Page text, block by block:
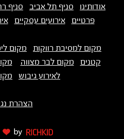
אודותינו סניף תל אביב סניף
פרטיים
אירועים עסקיים
מקום למסיבת רווקות מקום
קטנים
מקום לבר מצווה
לאירוע גיבוש
הצהרת